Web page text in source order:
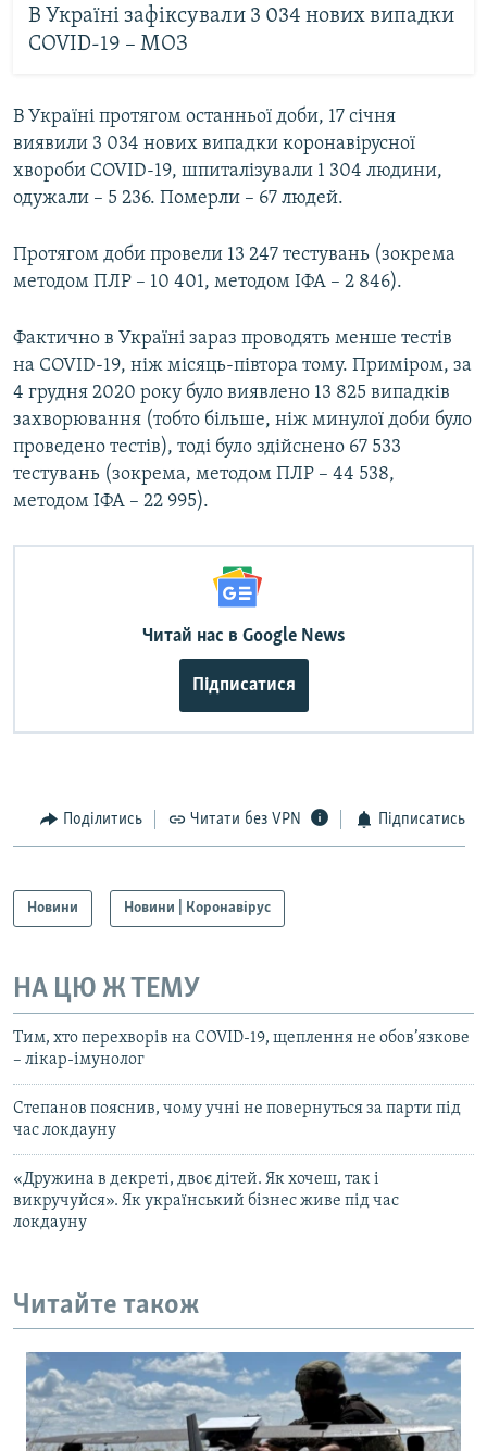
В Україні зафіксували 3 034 нових випадки
COVID-19 – МОЗ
В Україні протягом останньої доби, 17 січня
виявили 3 034 нових випадки коронавірусної
хвороби COVID-19, шпиталізували 1 304 людини,
одужали – 5 236. Померли – 67 людей.
Протягом доби провели 13 247 тестувань (зокрема
методом ПЛР – 10 401, методом ІФА – 2 846).
Фактично в Україні зараз проводять менше тестів
на COVID-19, ніж місяць-півтора тому. Приміром, за
4 грудня 2020 року було виявлено 13 825 випадків
захворювання (тобто більше, ніж минулої доби було
проведено тестів), тоді було здійснено 67 533
тестувань (зокрема, методом ПЛР – 44 538,
методом ІФА – 22 995).
Читай нас в Google News
Підписатися
Поділитись Читати без VPN Підписатись
Новини Новини | Коронавірус
НА ЦЮ Ж ТЕМУ
Тим, хто перехворів на COVID-19, щеплення не обов’язкове
– лікар-імунолог
Степанов пояснив, чому учні не повернуться за парти під
час локдауну
«Дружина в декреті, двоє дітей. Як хочеш, так і
викручуйся». Як український бізнес живе під час
локдауну
Читайте також